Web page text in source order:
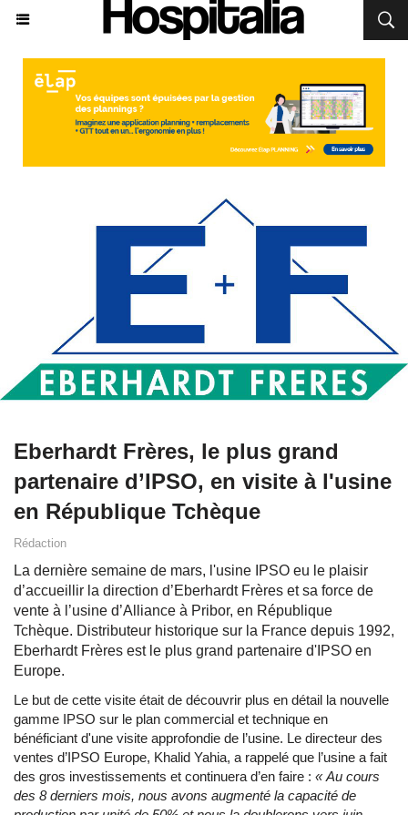
Eberhardt Frères, le plus grand
partenaire d’IPSO, en visite à l'usine
en République Tchèque
Rédaction
La dernière semaine de mars, l'usine IPSO eu le plaisir
d’accueillir la direction d’Eberhardt Frères et sa force de
vente à l’usine d’Alliance à Pribor, en République
Tchèque. Distributeur historique sur la France depuis 1992,
Eberhardt Frères est le plus grand partenaire d'IPSO en
Europe.
Le but de cette visite était de découvrir plus en détail la nouvelle
gamme IPSO sur le plan commercial et technique en
bénéficiant d'une visite approfondie de l’usine. Le directeur des
ventes d’IPSO Europe, Khalid Yahia, a rappelé que l’usine a fait
des gros investissements et continuera d’en faire : « Au cours
des 8 derniers mois, nous avons augmenté la capacité de